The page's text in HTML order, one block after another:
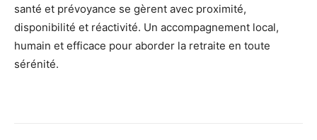
santé et prévoyance se gèrent avec proximité,
disponibilité et réactivité. Un accompagnement local,
humain et efficace pour aborder la retraite en toute
sérénité.